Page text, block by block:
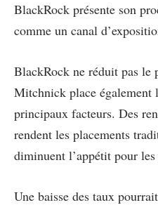
BlackRock présente son
comme un canal
BlackRock ne réduit pas le
Mitchnick place également
principaux facteurs. Des
rendent les placements
diminuent l’appétit pour
Une baisse des taux